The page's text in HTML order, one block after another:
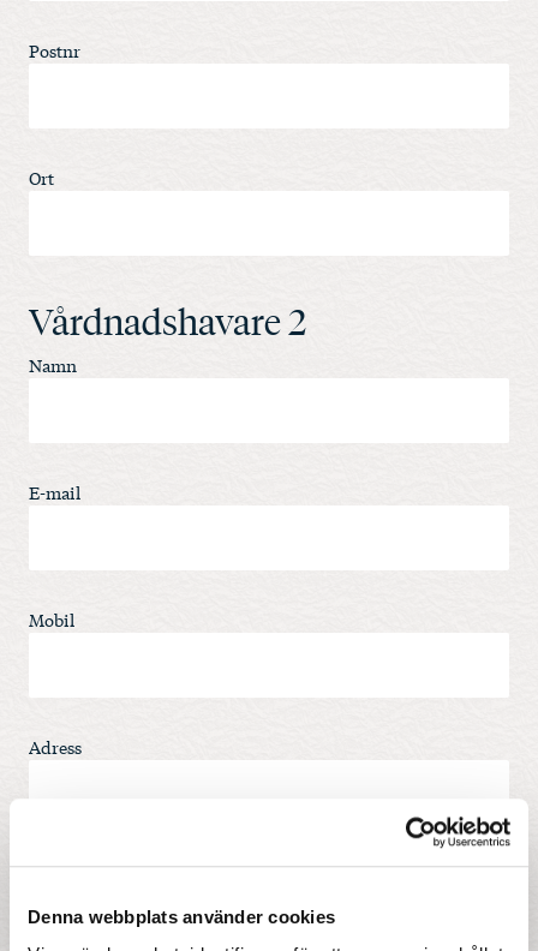
Denna webbplats använder cookies
Postnr
Ort
Vårdnadshavare 2
Namn
E-mail
Mobil
Adress
Postnr